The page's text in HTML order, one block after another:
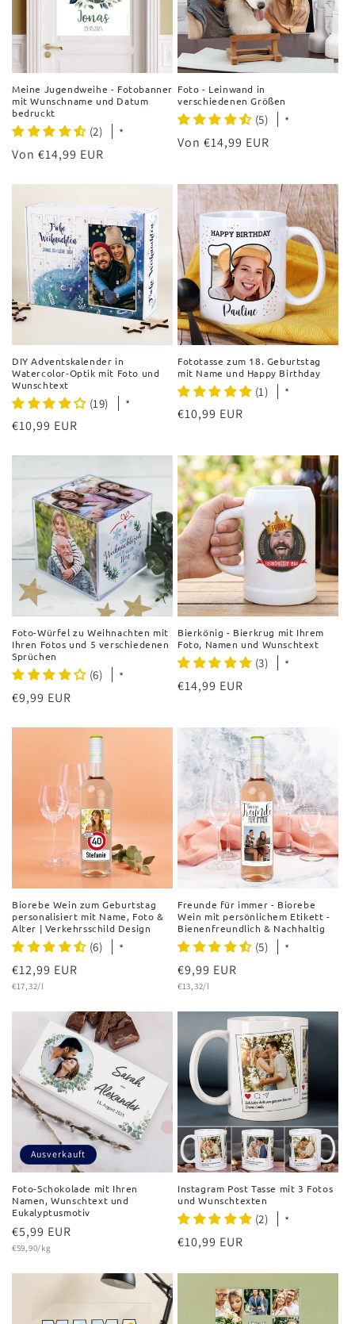
Meine Jugendweihe - Fotobanner
mit Wunschname und Datum
bedruckt
(2) *
Normaler
Von €14,99 EUR
Foto - Leinwand in
verschiedenen Größen
(5) *
Normaler
Von €14,99 EUR
DIY Adventskalender in
Watercolor-Optik mit Foto und
Wunschtext
(19) *
Normaler
€10,99 EUR
Fototasse zum 18. Geburtstag
mit Name und Happy Birthday
(1) *
Normaler
€10,99 EUR
Foto-Würfel zu Weihnachten mit
Ihren Fotos und 5 verschiedenen
Sprüchen
(6) *
Normaler
€9,99 EUR
Bierkönig - Bierkrug mit Ihrem
Foto, Namen und Wunschtext
(3) *
Normaler
€14,99 EUR
Biorebe Wein zum Geburtstag
personalisiert mit Name, Foto &
Alter | Verkehrsschild Design
(6) *
Normaler
Preis
€12,99 EUR
Grundpreis
€17,32/l
Freunde für immer - Biorebe
Wein mit persönlichem Etikett -
Bienenfreundlich & Nachhaltig
(5) *
Normaler
Preis
€9,99 EUR
Grundpreis
€13,32/l
Ausverkauft
Foto-Schokolade mit Ihren
Namen, Wunschtext und
Eukalyptusmotiv
Normaler
Preis
€5,99 EUR
Grundpreis
€59,90/kg
Instagram Post Tasse mit 3 Fotos
und Wunschtexten
(2) *
Normaler
€10,99 EUR